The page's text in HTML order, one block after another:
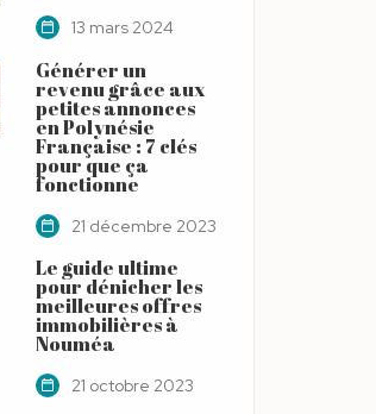
13 mars 2024
Générer un
revenu grâce aux
petites annonces
en Polynésie
Française : 7 clés
pour que ça
fonctionne
21 décembre 2023
Le guide ultime
pour dénicher les
meilleures offres
immobilières à
Nouméa
21 octobre 2023